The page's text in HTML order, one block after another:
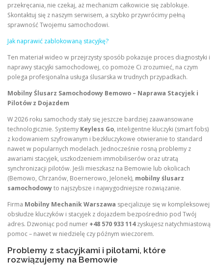
przekręcania, nie czekaj, aż mechanizm całkowicie się zablokuje.
Skontaktuj się z naszym serwisem, a szybko przywrócimy pełną
sprawność Twojemu samochodowi.
Jak naprawić zablokowaną stacyjkę?
Ten materiał wideo w przejrzysty sposób pokazuje proces diagnostyki i
naprawy stacyjki samochodowej, co pomoże Ci zrozumieć, na czym
polega profesjonalna usługa ślusarska w trudnych przypadkach.
Mobilny Ślusarz Samochodowy Bemowo – Naprawa Stacyjek i
Pilotów z Dojazdem
W 2026 roku samochody stały się jeszcze bardziej zaawansowane
technologicznie. Systemy Keyless Go, inteligentne kluczyki (smart fobs)
z kodowaniem szyfrowanym i bezkluczykowe otwieranie to standard
nawet w popularnych modelach. Jednocześnie rosną problemy z
awariami stacyjek, uszkodzeniem immobiliserów oraz utratą
synchronizacji pilotów. Jeśli mieszkasz na Bemowie lub okolicach
(Bemowo, Chrzanów, Boernerowo, Jelonek), mobilny ślusarz
samochodowyto najszybsze i najwygodniejsze rozwiązanie.
Firma Mobilny Mechanik Warszawa specjalizuje się w kompleksowej
obsłudze kluczyków i stacyjek z dojazdem bezpośrednio pod Twój
adres. Dzwoniąc pod numer +48 570 933 114zyskujesz natychmiastową
pomoc – nawet w niedzielę czy późnym wieczorem.
Problemy z stacyjkami i pilotami, które
rozwiązujemy na Bemowie